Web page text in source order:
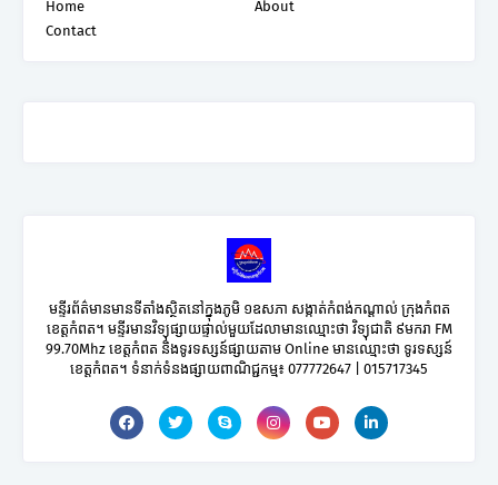
Home
About
Contact
មន្ទីរព័ត៌មានមានទីតាំងស្ថិតនៅក្នុងភូមិ ១ឧសភា សង្កាត់កំពង់កណ្តាល់ ក្រុងកំពត
ខេត្តកំពត។ មន្ទីរមានវិទ្យុផ្សាយផ្ទាល់មួយដែលាមានឈ្មោះថា វិទ្យុជាតិ ៩មករា FM
99.70Mhz ខេត្តកំពត និងទូរទស្សន៍ផ្សាយតាម Online មានឈ្មោះថា ទូរទស្សន៍
ខេត្តកំពត។ ទំនាក់ទំនងផ្សាយពាណិជ្ជកម្ម៖ 077772647 | 015717345